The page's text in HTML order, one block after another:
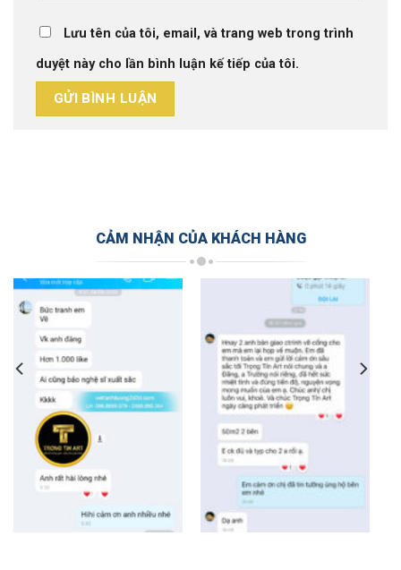
Lưu tên của tôi, email, và trang web trong trình
duyệt này cho lần bình luận kế tiếp của tôi.
CẢM NHẬN CỦA KHÁCH HÀNG